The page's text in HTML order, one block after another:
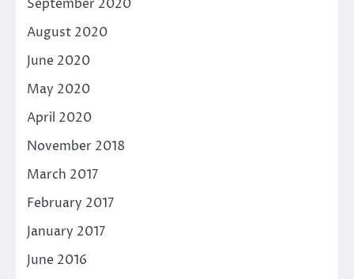
September 2020
August 2020
June 2020
May 2020
April 2020
November 2018
March 2017
February 2017
January 2017
June 2016